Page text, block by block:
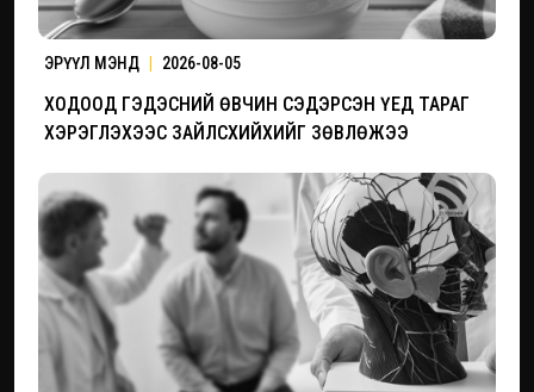
ЭРҮҮЛ МЭНД 2026-08-05
ХОДООД ГЭДЭСНИЙ ӨВЧИН СЭДЭРСЭН ҮЕД ТАРАГ
ХЭРЭГЛЭХЭЭС ЗАЙЛСХИЙХИЙГ ЗӨВЛӨЖЭЭ